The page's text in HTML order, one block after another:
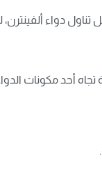
دواء
أحد مكونات